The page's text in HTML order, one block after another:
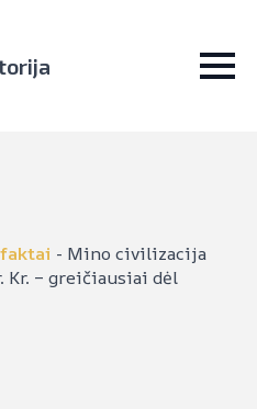
- Mino civilizacija
Kr. – greičiausiai dėl